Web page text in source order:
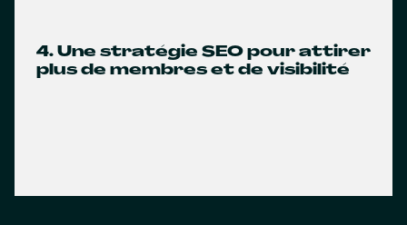
4. Une stratégie SEO pour attirer
plus de membres et de visibilité